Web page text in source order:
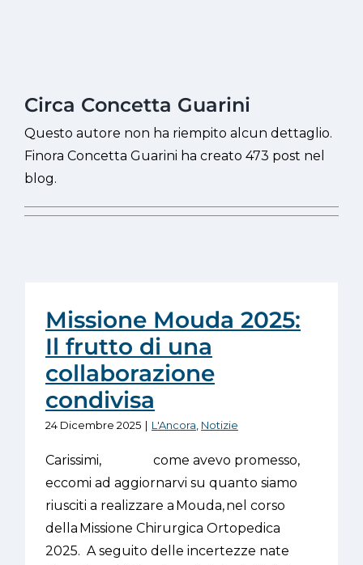
Circa Concetta Guarini
Questo autore non ha riempito alcun dettaglio.
Finora Concetta Guarini ha creato 473 post nel
blog.
Missione Mouda 2025:
Il frutto di una
collaborazione
condivisa
24 Dicembre 2025 | L'Ancora Notizie
Carissimi, come avevo promesso,
eccomi ad aggiornarvi su quanto siamo
riusciti a realizzare a Mouda, nel corso
della Missione Chirurgica Ortopedica
2025. A seguito delle incertezze nate